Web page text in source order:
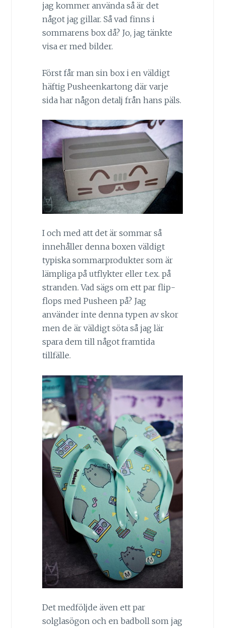
jag kommer använda så är det
något jag gillar. Så vad finns i
sommarens box då? Jo, jag tänkte
visa er med bilder.
Först får man sin box i en väldigt
häftig Pusheenkartong där varje
sida har någon detalj från hans päls.
I och med att det är sommar så
innehåller denna boxen väldigt
typiska sommarprodukter som är
lämpliga på utflykter eller t.ex. på
stranden. Vad sägs om ett par flip-
flops med Pusheen på? Jag
använder inte denna typen av skor
men de är väldigt söta så jag lär
spara dem till något framtida
tillfälle.
Det medföljde även ett par
solglasögon och en badboll som jag